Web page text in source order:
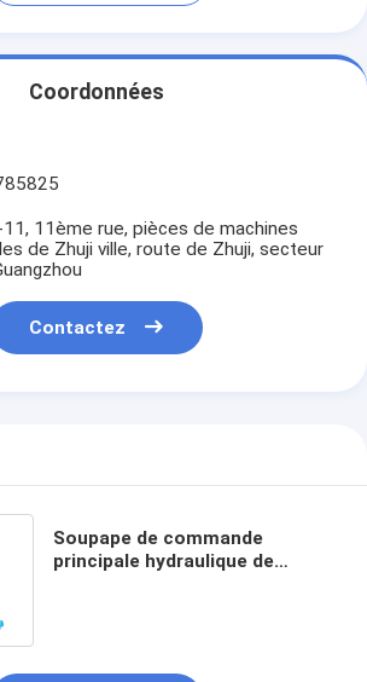
Coordonnées
11ème rue, pièces de machines
de Zhuji ville, route de Zhuji, secteur
Contactez
Soupape de commande
principale hydraulique de